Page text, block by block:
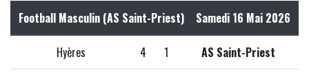
Football Masculin (AS Saint-Priest) Samedi 16 Mai 2026
Hyères 4 1 AS Saint-Priest